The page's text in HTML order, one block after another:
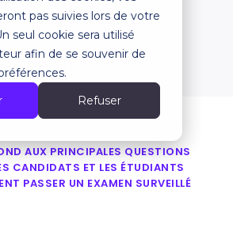
pas suivies lors de votre
seul cookie sera utilisé
afin de se souvenir de
Refuser
Retour
AUX PRINCIPALES QUESTIONS
CANDIDATS ET LES ÉTUDIANTS
PASSER UN EXAMEN SURVEILLÉ